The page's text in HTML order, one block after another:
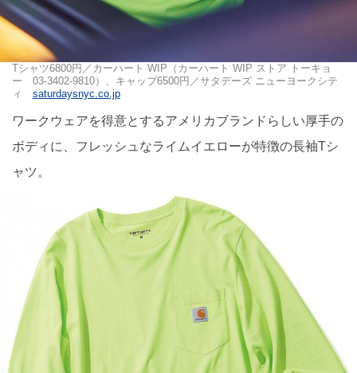
Tシャツ6800円／カーハート WIP（カーハート WIP ストア トーキョ
ー 03-3402-9810）、キャップ6500円／サタデーズ ニューヨークシテ
ィ saturdaysnyc.co.jp
ワークウェアを得意とするアメリカブランドらしい厚手の
ボディに、フレッシュなライムイエローが特徴の長袖Tシ
ャツ。